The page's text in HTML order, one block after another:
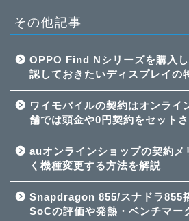
その他記事
OPPO Find Nシリーズを購入
認しておきたいディスプレイの
ワイモバイルの契約はオンライ
舗では頭金や0円契約をセット
auオンラインショップの契約メ
く機種変更する方法を解説
Snapdragon 855/スナドラ855
SoCの評価や発熱・ベンチマー